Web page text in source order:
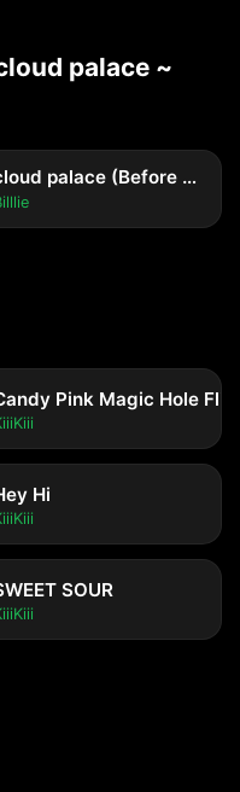
palace ~
cloud palace (Before moonrise mix)
Pink Magic Hole Flip
Hi
SOUR